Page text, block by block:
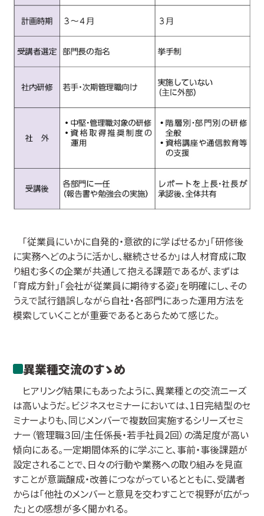
「従業員にいかに自発的・意欲的に学ばせるか」「研修後
に実務へどのように活かし、継続させるか」は人材育成に取
り組む多くの企業が共通して抱える課題であるが、まずは
「育成方針」「会社が従業員に期待する姿」を明確にし、その
うえで試行錯誤しながら自社・各部門にあった運用方法を
模索していくことが重要であるとあらためて感じた。
異業種交流のすゝめ
ヒアリング結果にもあったように、異業種との交流ニーズ
は高いようだ。ビジネスセミナーにおいては、1日完結型のセ
ミナーよりも、同じメンバーで複数回実施するシリーズセミ
ナー（管理職３回/主任係長・若手社員2回）の満足度が高い
傾向にある。一定期間体系的に学ぶこと、事前・事後課題が
設定されることで、日々の行動や業務への取り組みを見直
すことが意識醸成・改善につながっているとともに、受講者
からは「他社のメンバーと意見を交わすことで視野が広がっ
た」との感想が多く聞かれる。